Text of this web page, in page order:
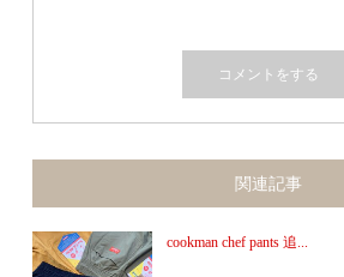
関連記事
cookman chef pants 追...